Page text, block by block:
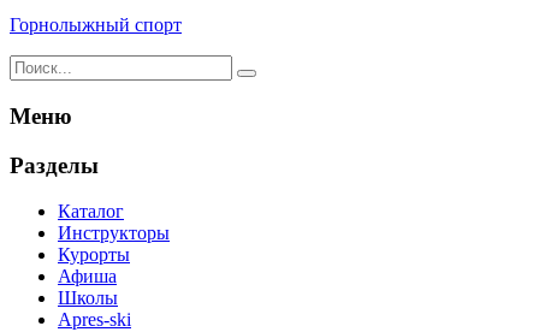
Горнолыжный спорт
Результаты
поиска
для:
%s:
Меню
Разделы
Каталог
Инструкторы
Курорты
Афиша
Школы
Apres-ski